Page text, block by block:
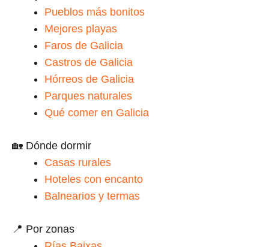
Pueblos más bonitos
Mejores playas
Faros de Galicia
Castros de Galicia
Hórreos de Galicia
Parques naturales
Qué comer en Galicia
🏡 Dónde dormir
Casas rurales
Hoteles con encanto
Balnearios y termas
📍 Por zonas